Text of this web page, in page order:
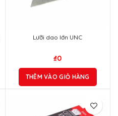
Lưỡi dao lớn UNC
₫0
THÊM VÀO GIỎ HÀNG